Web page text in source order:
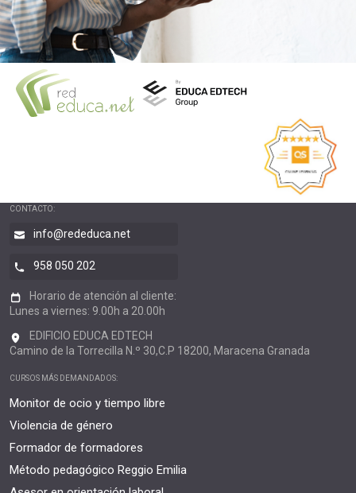
CONTACTO:
info@rededuca.net
958 050 202
Horario de atención al cliente:
Lunes a viernes: 9.00h a 20.00h
EDIFICIO EDUCA EDTECH
Camino de la Torrecilla N.º 30,C.P 18200, Maracena Granada
CURSOS MÁS DEMANDADOS:
Monitor de ocio y tiempo libre
Violencia de género
Formador de formadores
Método pedagógico Reggio Emilia